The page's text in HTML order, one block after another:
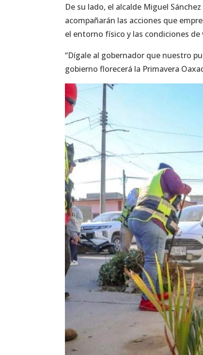
De su lado, el alcalde Miguel
acompañarán las acciones que
el entorno físico y las condiciones de
“Dígale al gobernador que nuestro
gobierno florecerá la Primavera